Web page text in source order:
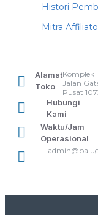
Histori
Mitra
Alamat
Toko
Komplek
Jalan
Pusat
Hubungi
Kami
Waktu/Jam
Operasional